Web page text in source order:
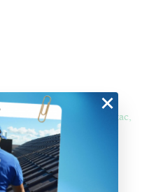
Покупайте - сейчас,
Docke
Docke
Docke
×